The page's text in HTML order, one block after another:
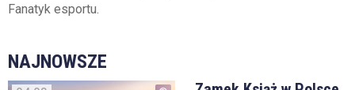
Fanatyk esportu.
NAJNOWSZE